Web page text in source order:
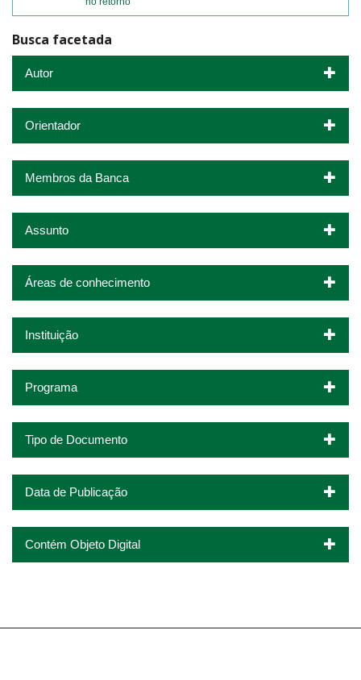
Busca facetada
Autor
Orientador
Membros da Banca
Assunto
Áreas de conhecimento
Instituição
Programa
Tipo de Documento
Data de Publicação
Contém Objeto Digital